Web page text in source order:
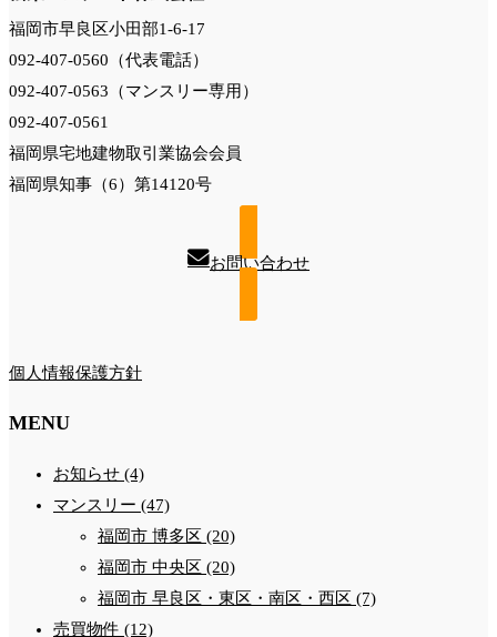
福岡市早良区小田部1-6-17
092-407-0560（代表電話）
092-407-0563（マンスリー専用）
092-407-0561
福岡県宅地建物取引業協会会員
福岡県知事（6）第14120号
お問い合わせ
個人情報保護方針
MENU
お知らせ (4)
マンスリー (47)
福岡市 博多区 (20)
福岡市 中央区 (20)
福岡市 早良区・東区・南区・西区 (7)
売買物件 (12)